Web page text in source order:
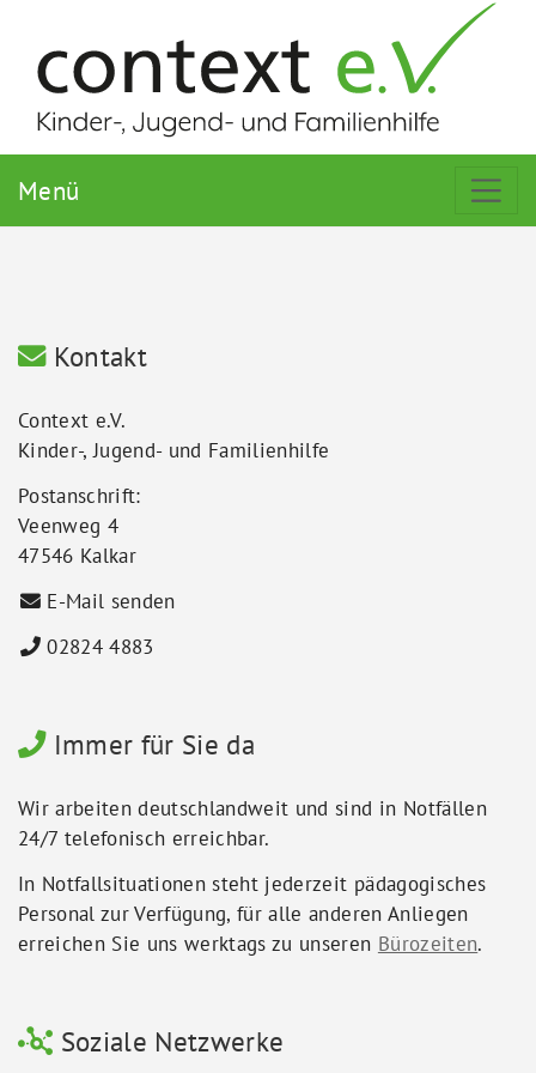
Menü
Kontakt
Context e.V.
Kinder-, Jugend- und Familienhilfe
Postanschrift:
Veenweg 4
47546 Kalkar
E-Mail senden
02824 4883
Immer für Sie da
Wir arbeiten deutschlandweit und sind in Notfällen
24/7 telefonisch erreichbar.
In Notfallsituationen steht jederzeit pädagogisches
Personal zur Verfügung, für alle anderen Anliegen
erreichen Sie uns werktags zu unseren Bürozeiten.
Soziale Netzwerke